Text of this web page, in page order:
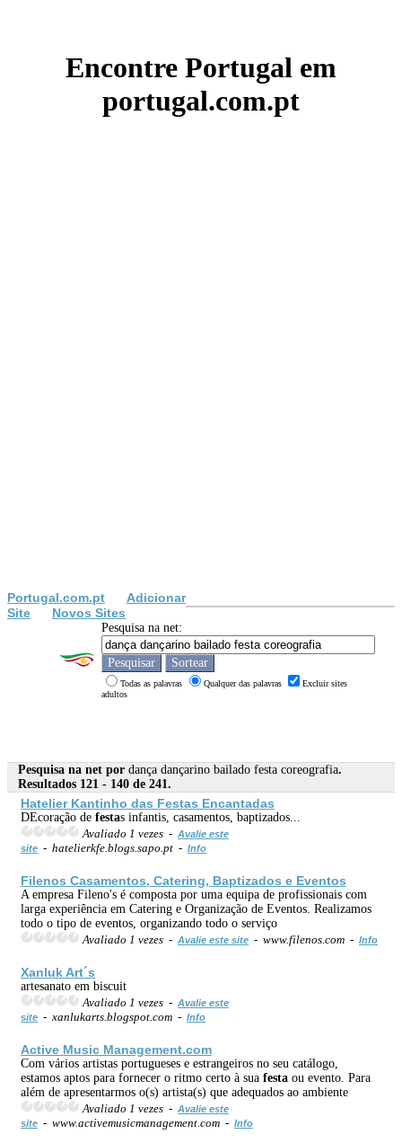
Encontre Portugal em
portugal.com.pt
Portugal.com.pt
Adicionar
Site
Novos Sites
Pesquisa na net:
Todas as palavras Qualquer das palavras
Excluir sites
adultos
Pesquisa na net por dança dançarino bailado festa coreografia.
Resultados 121 - 140 de 241.
Hatelier Kantinho das Festas Encantadas
DEcoração de festas infantis, casamentos, baptizados...
Avaliado 1 vezes - Avalie este
site - hatelierkfe.blogs.sapo.pt - Info
Filenos Casamentos, Catering, Baptizados e Eventos
A empresa Fileno's é composta por uma equipa de profissionais com
larga experiência em Catering e Organização de Eventos. Realizamos
todo o tipo de eventos, organizando todo o serviço
Avaliado 1 vezes - Avalie este site - www.filenos.com - Info
Xanluk Art´s
artesanato em biscuit
Avaliado 1 vezes - Avalie este
site - xanlukarts.blogspot.com - Info
Active Music Management.com
Com vários artistas portugueses e estrangeiros no seu catálogo,
estamos aptos para fornecer o ritmo certo à sua festa ou evento. Para
além de apresentarmos o(s) artista(s) que adequados ao ambiente
Avaliado 1 vezes - Avalie este
site - www.activemusicmanagement.com - Info